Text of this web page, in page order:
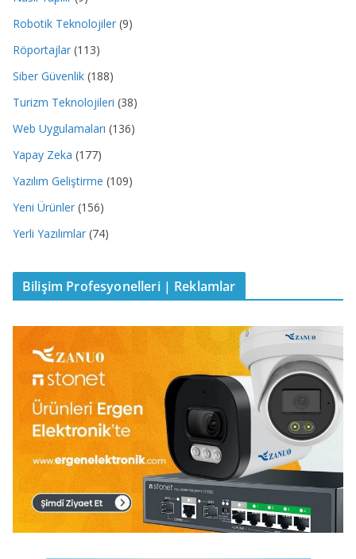
Robotik Teknolojiler (9)
Röportajlar (113)
Siber Güvenlik (188)
Turizm Teknolojileri (38)
Web Uygulamaları (136)
Yapay Zeka (177)
Yazılım Geliştirme (109)
Yeni Ürünler (156)
Yerli Yazılımlar (74)
Bilişim Profesyonelleri | Reklamlar